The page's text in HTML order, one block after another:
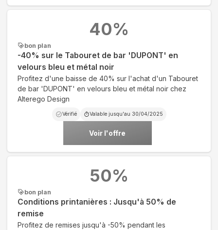
bon plan
-40% sur le Tabouret de bar 'DUPONT' en
velours bleu et métal noir
Profitez d'une baisse de 40% sur l'achat d'un Tabouret
de bar 'DUPONT' en velours bleu et métal noir chez
Alterego Design
Vérifié Valable jusqu'au 30/04/2025
Voir l'offre
40%
bon plan
Conditions printanières : Jusqu'à 50% de
remise
Profitez de remises jusqu'à -50% pendant les
50%